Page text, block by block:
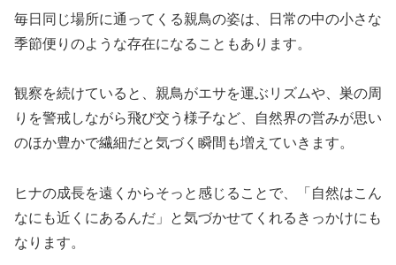
毎日同じ場所に通ってくる親鳥の姿は、日常の中の小さな
季節便りのような存在になることもあります。
観察を続けていると、親鳥がエサを運ぶリズムや、巣の周
りを警戒しながら飛び交う様子など、自然界の営みが思い
のほか豊かで繊細だと気づく瞬間も増えていきます。
ヒナの成長を遠くからそっと感じることで、「自然はこん
なにも近くにあるんだ」と気づかせてくれるきっかけにも
なります。